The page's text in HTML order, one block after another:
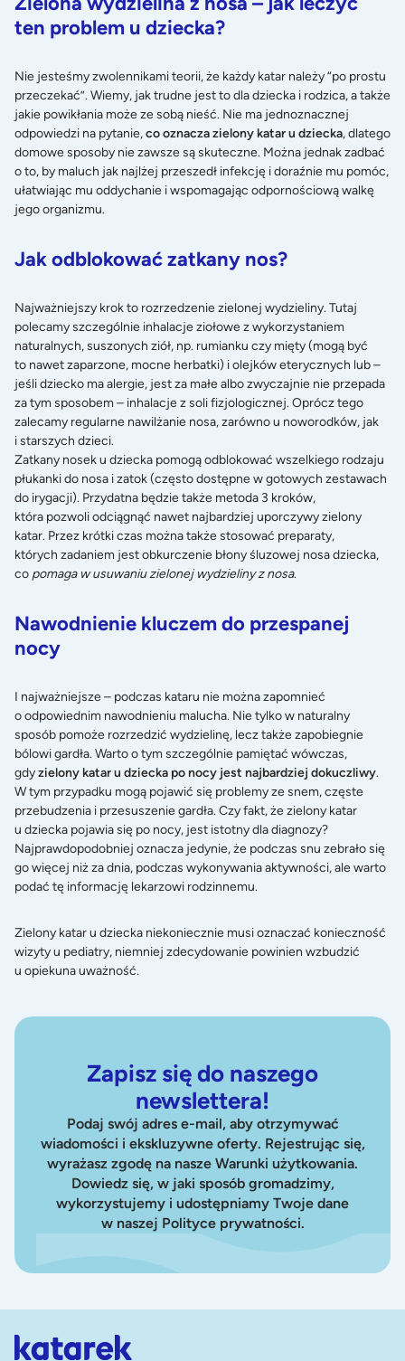
ten problem u dziecka?
Nie jesteśmy zwolennikami teorii, że każdy katar należy “po prostu
przeczekać”. Wiemy, jak trudne jest to dla dziecka i rodzica, a także
jakie powikłania może ze sobą nieść. Nie ma jednoznacznej
odpowiedzi na pytanie,co oznacza zielony katar u dziecka, dlatego
domowe sposoby nie zawsze są skuteczne. Można jednak zadbać
o to, by maluch jak najlżej przeszedł infekcję i doraźnie mu pomóc,
ułatwiając mu oddychanie i wspomagając odpornościową walkę
jego organizmu.
Jak odblokować zatkany nos?
Najważniejszy krok to rozrzedzenie zielonej wydzieliny. Tutaj
polecamy szczególnie inhalacje ziołowe z wykorzystaniem
naturalnych, suszonych ziół, np. rumianku czy mięty (mogą być
to nawet zaparzone, mocne herbatki) i olejków eterycznych lub –
jeśli dziecko ma alergie, jest za małe albo zwyczajnie nie przepada
za tym sposobem – inhalacje z soli fizjologicznej. Oprócz tego
zalecamy regularne nawilżanie nosa, zarówno u noworodków, jak
i starszych dzieci.
Zatkany nosek u dziecka pomogą odblokować wszelkiego rodzaju
płukanki do nosa i zatok (często dostępne w gotowych zestawach
do irygacji). Przydatna będzie także metoda 3 kroków,
która pozwoli odciągnąć nawet najbardziej uporczywy zielony
katar. Przez krótki czas można także stosować preparaty,
których zadaniem jest obkurczenie błony śluzowej nosa dziecka,
co pomaga w usuwaniu zielonej wydzieliny z nosa.
Nawodnienie kluczem do przespanej
nocy
I najważniejsze – podczas kataru nie można zapomnieć
o odpowiednim nawodnieniu malucha. Nie tylko w naturalny
sposób pomoże rozrzedzić wydzielinę, lecz także zapobiegnie
bólowi gardła. Warto o tym szczególnie pamiętać wówczas,
gdyzielony katar u dziecka po nocy jest najbardziej dokuczliwy.
W tym przypadku mogą pojawić się problemy ze snem, częste
przebudzenia i przesuszenie gardła. Czy fakt, że zielony katar
u dziecka pojawia się po nocy, jest istotny dla diagnozy?
Najprawdopodobniej oznacza jedynie, że podczas snu zebrało się
go więcej niż za dnia, podczas wykonywania aktywności, ale warto
podać tę informację lekarzowi rodzinnemu.
Zielony katar u dziecka niekoniecznie musi oznaczać konieczność
wizyty u pediatry, niemniej zdecydowanie powinien wzbudzić
u opiekuna uważność.
Zapisz się do naszego
newslettera!
Podaj swój adres e-mail, aby otrzymywać
wiadomości i ekskluzywne oferty. Rejestrując się,
wyrażasz zgodę na nasze Warunki użytkowania.
Dowiedz się, w jaki sposób gromadzimy,
wykorzystujemy i udostępniamy Twoje dane
w naszej Polityce prywatności.